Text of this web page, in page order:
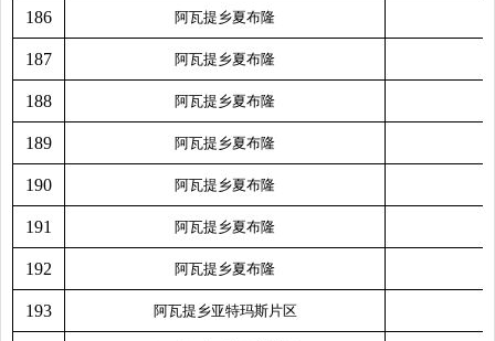
186 阿瓦提乡夏布隆
187 阿瓦提乡夏布隆
188 阿瓦提乡夏布隆
189 阿瓦提乡夏布隆
190 阿瓦提乡夏布隆
191 阿瓦提乡夏布隆
192 阿瓦提乡夏布隆
193 阿瓦提乡亚特玛斯片区